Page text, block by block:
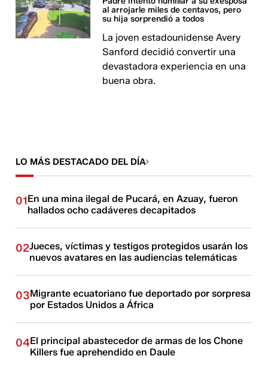
al arrojarle miles de centavos, pero
su hija sorprendió a todos
La joven estadounidense Avery
Sanford decidió convertir una
devastadora experiencia en una
buena obra.
LO MÁS DESTACADO DEL DÍA
01En una mina ilegal de Pucará, en Azuay, fueron
hallados ocho cadáveres decapitados
02Jueces, víctimas y testigos protegidos usarán los
nuevos avatares en las audiencias telemáticas
03Migrante ecuatoriano fue deportado por sorpresa
por Estados Unidos a África
04El principal abastecedor de armas de los Chone
Killers fue aprehendido en Daule